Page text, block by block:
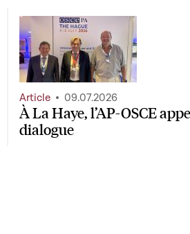
À La Haye, l’AP-OSCE
dialogue
Article 09.07.2026